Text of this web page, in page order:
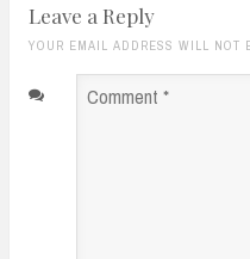
Leave a Reply
YOUR EMAIL ADDRESS WILL NOT
Comment